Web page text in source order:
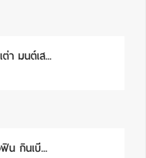
า มนต์เส...
น กินเบี...